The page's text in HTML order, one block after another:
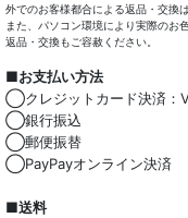
外でのお客様都合による返品・交換
また、パソコン環境により実際のお
返品・交換もご容赦ください。
■お支払い方法
◯クレジットカード決済：
◯銀行振込
◯郵便振替
◯PayPayオンライン決済
■送料